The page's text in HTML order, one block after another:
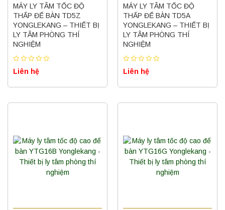
MÁY LY TÂM TỐC ĐỘ
THẤP ĐỂ BÀN TD5Z
YONGLEKANG – THIẾT BỊ
LY TÂM PHÒNG THÍ
NGHIỆM
Liên hệ
MÁY LY TÂM TỐC ĐỘ
THẤP ĐỂ BÀN TD5A
YONGLEKANG – THIẾT BỊ
LY TÂM PHÒNG THÍ
NGHIỆM
Liên hệ